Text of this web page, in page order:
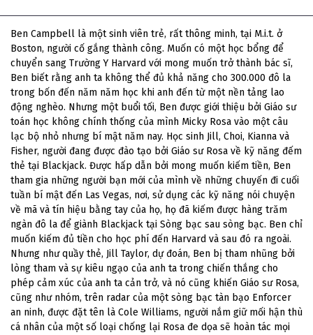
Ben Campbell là một sinh viên trẻ, rất thông minh, tại M.i.t. ở
Boston, người cố gắng thành công. Muốn có một học bổng để
chuyển sang Trường Y Harvard với mong muốn trở thành bác sĩ,
Ben biết rằng anh ta không thể đủ khả năng cho 300.000 đô la
trong bốn đến năm năm học khi anh đến từ một nền tảng lao
động nghèo. Nhưng một buổi tối, Ben được giới thiệu bởi Giáo sư
toán học không chính thống của mình Micky Rosa vào một câu
lạc bộ nhỏ nhưng bí mật năm nay. Học sinh Jill, Choi, Kianna và
Fisher, người đang được đào tạo bởi Giáo sư Rosa về kỹ năng đếm
thẻ tại Blackjack. Được hấp dẫn bởi mong muốn kiếm tiền, Ben
tham gia những người bạn mới của mình về những chuyến đi cuối
tuần bí mật đến Las Vegas, nơi, sử dụng các kỹ năng nói chuyện
về mã và tín hiệu bằng tay của họ, họ đã kiếm được hàng trăm
ngàn đô la để giành Blackjack tại Sòng bạc sau sòng bạc. Ben chỉ
muốn kiếm đủ tiền cho học phí đến Harvard và sau đó ra ngoài.
Nhưng như quầy thẻ, Jill Taylor, dự đoán, Ben bị tham nhũng bởi
lòng tham và sự kiêu ngạo của anh ta trong chiến thắng cho
phép cảm xúc của anh ta cản trở, và nó cũng khiến Giáo sư Rosa,
cũng như nhóm, trên radar của một sòng bạc tàn bạo Enforcer
an ninh, được đặt tên là Cole Williams, người nắm giữ mối hận thù
cá nhân của một số loại chống lại Rosa đe dọa sẽ hoàn tác mọi